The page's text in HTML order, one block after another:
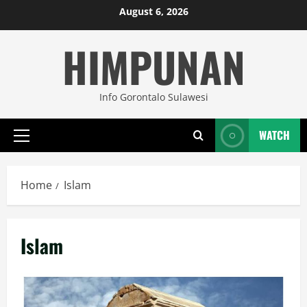
to
August 6, 2026
HIMPUNAN
Info Gorontalo Sulawesi
Primary
WATCH
Home Islam
Islam